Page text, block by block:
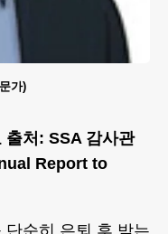
가)
출처: SSA 감사관
Report to
단순히 은퇴 후 받는